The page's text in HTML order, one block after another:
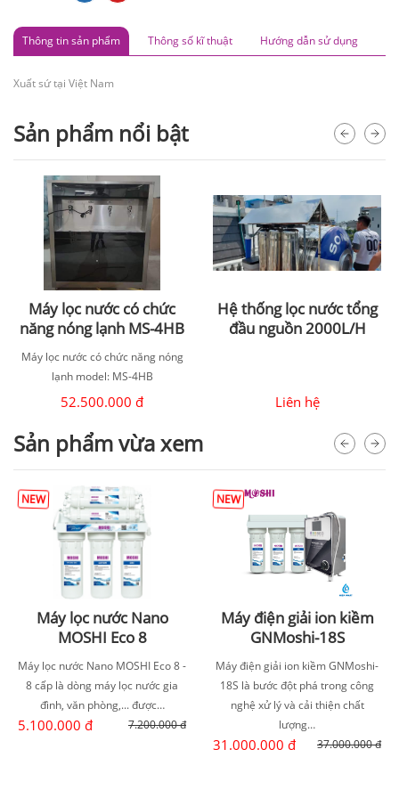
Thông tin sản phẩm Thông số kĩ thuật Hướng dẫn sử dụng
Xuất sứ tại Việt Nam
Sản phẩm nổi bật
Máy lọc nước có chức
năng nóng lạnh MS-4HB
Máy lọc nước có chức năng nóng
lạnh model: MS-4HB
52.500.000 đ
Hệ thống lọc nước tổng
đầu nguồn 2000L/H
Liên hệ
Sản phẩm vừa xem
NEW
Máy lọc nước Nano
MOSHI Eco 8
Máy lọc nước Nano MOSHI Eco 8 -
8 cấp là dòng máy lọc nước gia
đình, văn phòng,... được…
5.100.000 đ 7.200.000 đ
NEW
Máy điện giải ion kiềm
GNMoshi-18S
Máy điện giải ion kiềm GNMoshi-
18S là bước đột phá trong công
nghệ xử lý và cải thiện chất
lượng…
31.000.000 đ 37.000.000 đ